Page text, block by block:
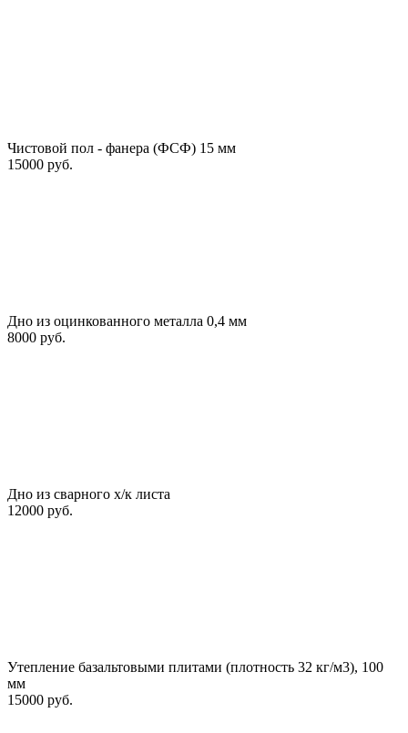
Чистовой пол - фанера (ФСФ) 15 мм
15000 руб.
Дно из оцинкованного металла 0,4 мм
8000 руб.
Дно из сварного х/к листа
12000 руб.
Утепление базальтовыми плитами (плотность 32 кг/м3), 100
мм
15000 руб.